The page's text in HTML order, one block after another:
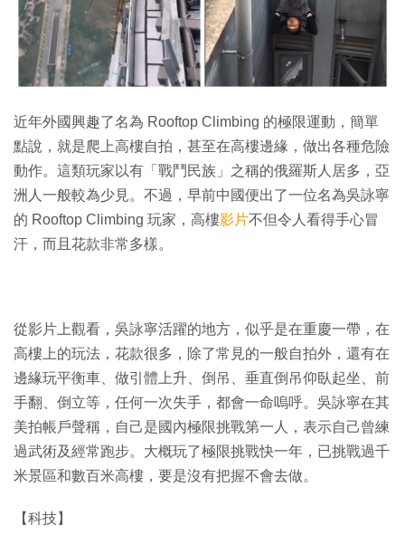
特集
近年外國興趣了名為 Rooftop Climbing 的極限運動，簡單
點說，就是爬上高樓自拍，甚至在高樓邊緣，做出各種危險
動作。這類玩家以有「戰鬥民族」之稱的俄羅斯人居多，亞
洲人一般較為少見。不過，早前中國便出了一位名為吳詠寧
的 Rooftop Climbing 玩家，高樓影片不但令人看得手心冒
汗，而且花款非常多樣。
從影片上觀看，吳詠寧活躍的地方，似乎是在重慶一帶，在
高樓上的玩法，花款很多，除了常見的一般自拍外，還有在
邊緣玩平衡車、做引體上升、倒吊、垂直倒吊仰臥起坐、前
手翻、倒立等，任何一次失手，都會一命嗚呼。吳詠寧在其
美拍帳戶聲稱，自己是國內極限挑戰第一人，表示自己曾練
過武術及經常跑步。大概玩了極限挑戰快一年，已挑戰過千
米景區和數百米高樓，要是沒有把握不會去做。
【科技】